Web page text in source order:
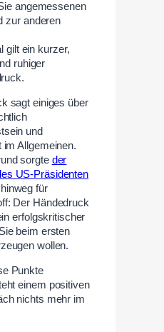
angemessenen
zur anderen
gilt ein kurzer,
ruhiger
sagt einiges über
und
im Allgemeinen.
sorgte der
US-Präsidenten
für
Der Händedruck
erfolgskritischer
beim ersten
wollen.
Punkte
einem positiven
nichts mehr im